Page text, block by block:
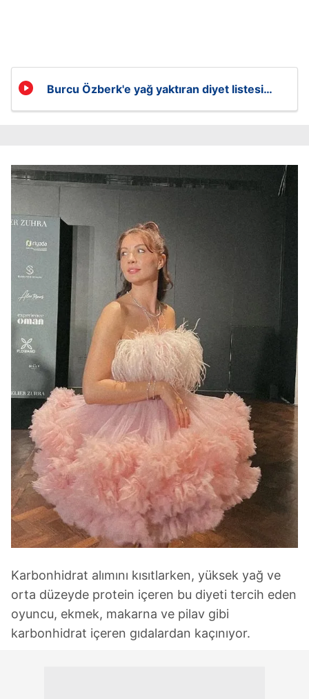
Burcu Özberk'e yağ yaktıran diyet listesi
Karbonhidrat alımını kısıtlarken, yüksek yağ ve
orta düzeyde protein içeren bu diyeti tercih eden
oyuncu, ekmek, makarna ve pilav gibi
karbonhidrat içeren gıdalardan kaçınıyor.